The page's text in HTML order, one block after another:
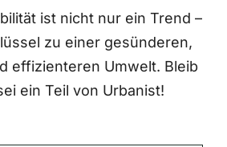
ist nicht nur ein Trend –
zu einer gesünderen,
effizienteren Umwelt. Bleib
ein Teil von Urbanist!